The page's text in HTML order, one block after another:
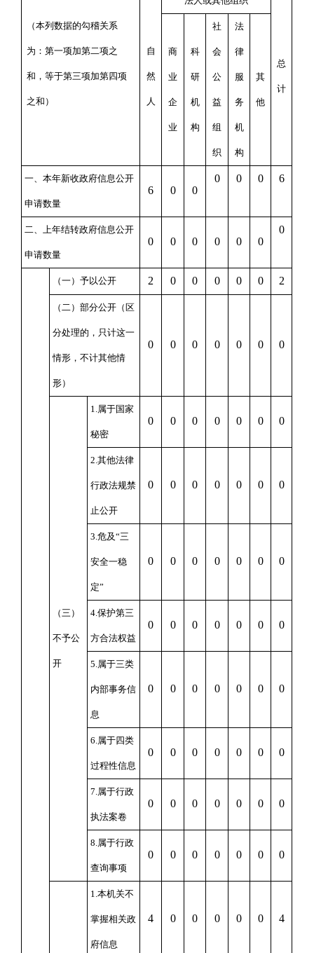
（本列数据的勾稽关系
为：第一项加第二项之
和，等于第三项加第四项
之和）
自
然
人
总
计
商
业
企
业
科
研
机
构
社
会
公
益
组
织
法
律
服
务
机
构
其
他
一、本年新收政府信息公开
申请数量
6 0 0
0 0 0 6
二、上年结转政府信息公开
申请数量
0 0 0 0 0 0
0
（一）予以公开 2 0 0 0 0 0 2
（二）部分公开 （区
分处理的，只计这一
情形，不计其他情
形）
0 0 0 0 0 0 0
（三）
不予公
开
1.属于国家
秘密
0 0 0 0 0 0 0
2.其他法律
行政法规禁
止公开
0 0 0 0 0 0 0
3.危及“三
安全一稳
定”
0 0 0 0 0 0 0
4.保护第三
方合法权益
0 0 0 0 0 0 0
5.属于三类
内部事务信
息
0 0 0 0 0 0 0
6.属于四类
过程性信息
0 0 0 0 0 0 0
7.属于行政
执法案卷
0 0 0 0 0 0 0
8.属于行政
查询事项
0 0 0 0 0 0 0
1.本机关不
掌握相关政
府信息
4 0 0 0 0 0 4